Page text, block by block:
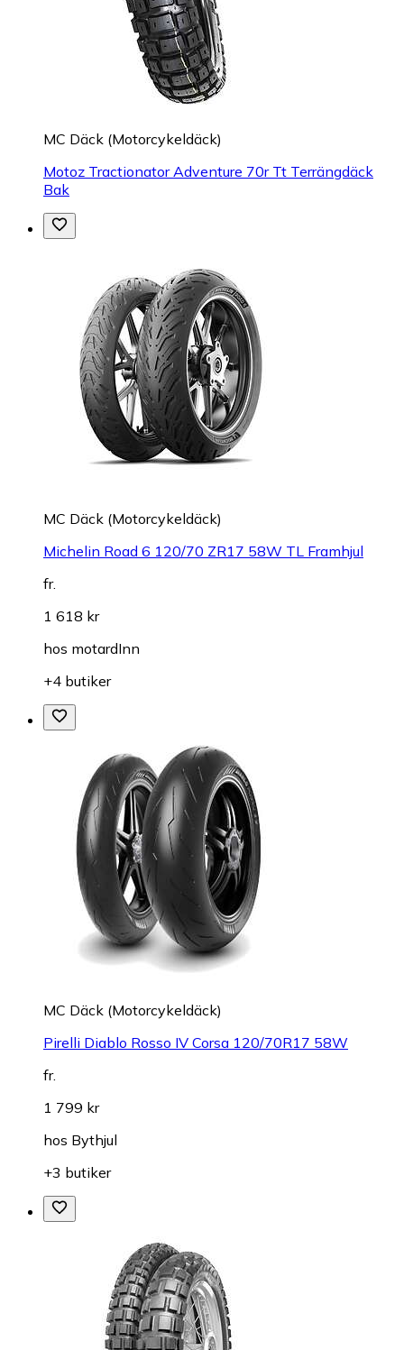
MC Däck (Motorcykeldäck)
Motoz Tractionator Adventure 70r Tt Terrängdäck
Bak
MC Däck (Motorcykeldäck)
Michelin Road 6 120/70 ZR17 58W TL Framhjul
fr.
1 618 kr
hos motardInn
+4 butiker
MC Däck (Motorcykeldäck)
Pirelli Diablo Rosso IV Corsa 120/70R17 58W
fr.
1 799 kr
hos Bythjul
+3 butiker